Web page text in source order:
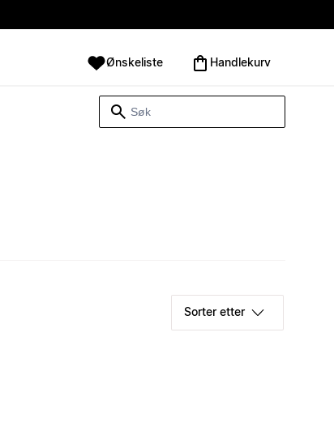
Ønskeliste Handlekurv
Sorter etter